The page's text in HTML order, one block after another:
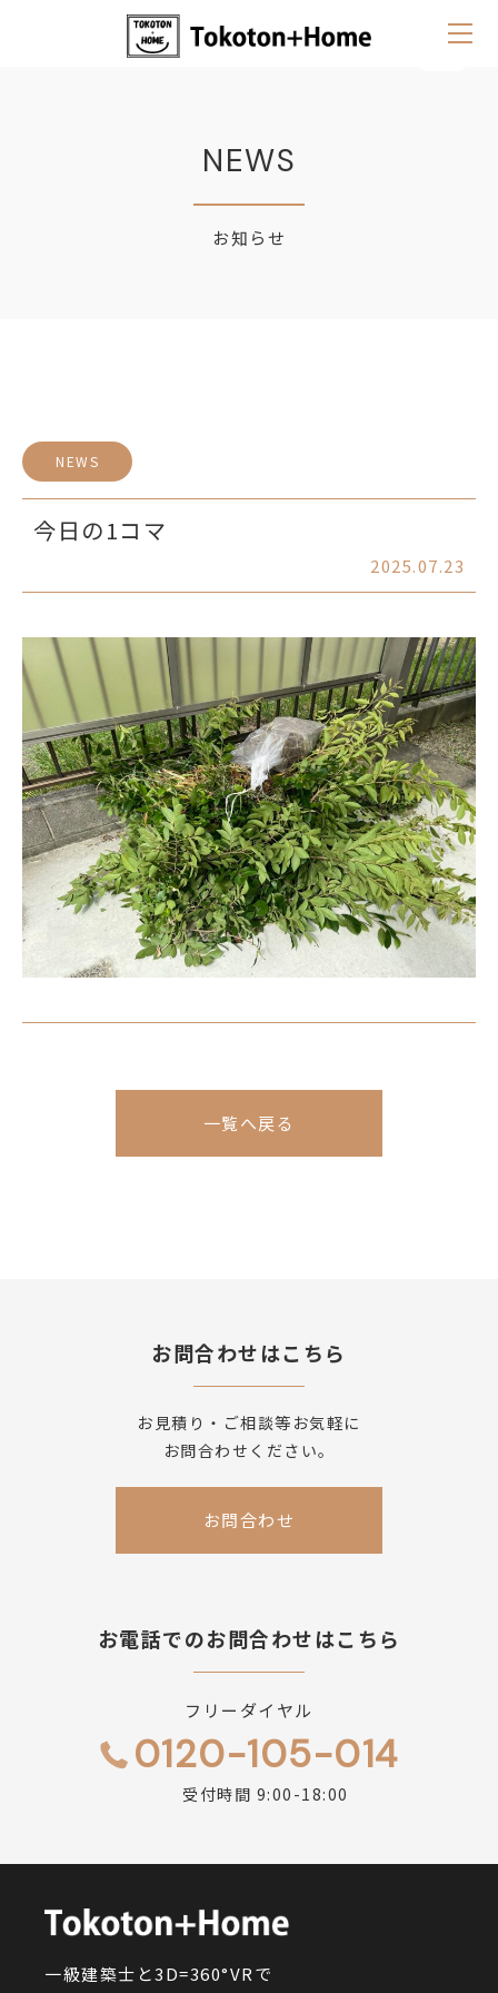
NEWS
お知らせ
NEWS
今日の1コマ
2025.07.23
一覧へ戻る
お問合わせはこちら
お見積り・ご相談等お気軽に
お問合わせください。
お問合わせ
お電話でのお問合わせはこちら
フリーダイヤル
0120-105-014
受付時間 9:00-18:00
一級建築士と3D=360°VRで